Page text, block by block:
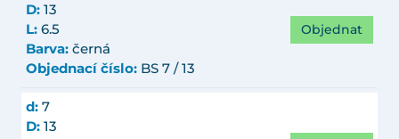
D: 13
L: 6.5
Barva: černá
Objednací číslo: BS 7 / 13
Objednat
d: 7
D: 13